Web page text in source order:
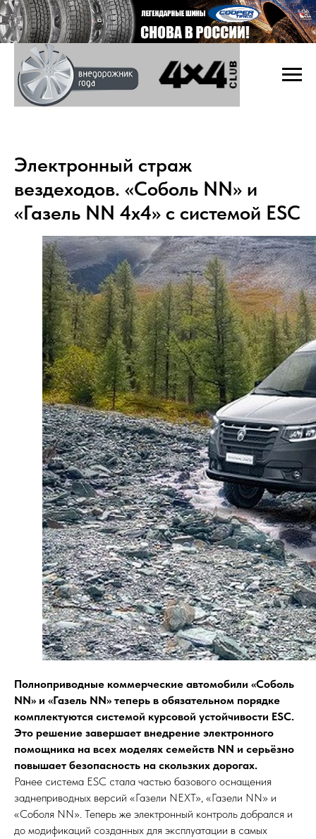
Электронный страж
вездеходов. «Соболь NN» и
«Газель NN 4х4» с системой ESC
Полноприводные коммерческие автомобили «Соболь
NN» и «Газель NN» теперь в обязательном порядке
комплектуются системой курсовой устойчивости ESC.
Это решение завершает внедрение электронного
помощника на всех моделях семейств NN и серьёзно
повышает безопасность на скользких дорогах.
Ранее система ESC стала частью базового оснащения
заднеприводных версий «Газели NEXT», «Газели NN» и
«Соболя NN». Теперь же электронный контроль добрался и
до модификаций созданных для эксплуатации в самых